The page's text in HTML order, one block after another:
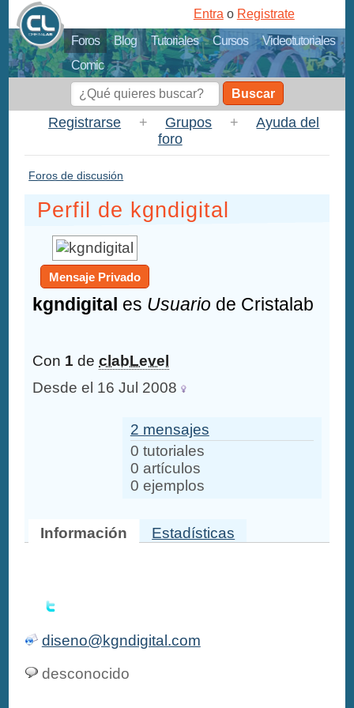
Foros Blog Tutoriales Cursos
Videotutoriales
Comic
Entra o Registrate
Buscar
Registrarse + Grupos +
Ayuda del
foro
Foros de discusión
Perfil de kgndigital
Mensaje Privado
kgndigital es Usuario de Cristalab
Con 1 declabLevel
Desde el 16 Jul 2008
2 mensajes
0 tutoriales
0 artículos
0 ejemplos
Información Estadísticas
diseno@kgndigital.com
desconocido